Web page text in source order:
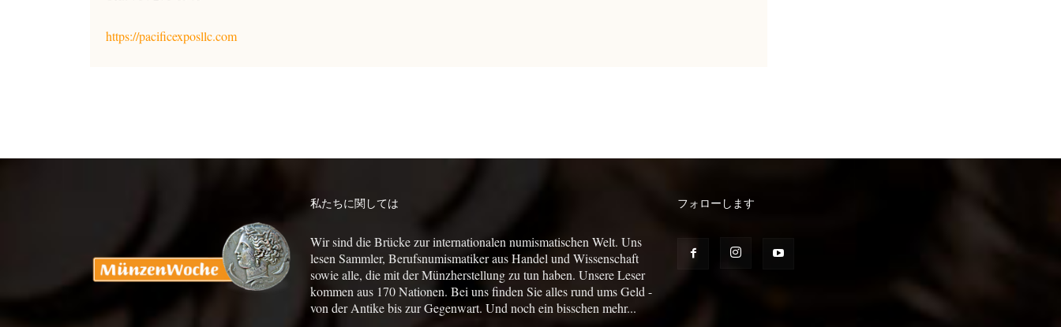
https://pacificexposllc.com
私たちに関しては
Wir sind die Brücke zur internationalen numismatischen Welt. Uns
lesen Sammler, Berufsnumismatiker aus Handel und Wissenschaft
sowie alle, die mit der Münzherstellung zu tun haben. Unsere Leser
kommen aus 170 Nationen. Bei uns finden Sie alles rund ums Geld -
von der Antike bis zur Gegenwart. Und noch ein bisschen mehr...
フォローします